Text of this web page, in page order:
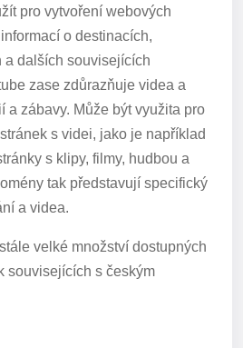
pro vytvoření webových
o destinacích,
a dalších souvisejících
zase zdůrazňuje videa a
a zábavy. Může být využita pro
s videi, jako je například
s klipy, filmy, hudbou a
tak představují specifický
a videa.
velké množství dostupných
souvisejících s českým